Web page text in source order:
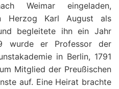
Weimar eingeladen,
Herzog Karl August als
begleitete ihn ein Jahr
wurde er Professor der
in Berlin, 1791
Mitglied der Preußischen
auf. Eine Heirat brachte